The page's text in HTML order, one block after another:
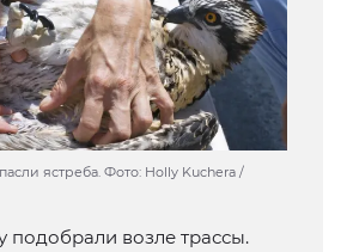
ястреба. Фото: Holly Kuchera /
возле трассы.